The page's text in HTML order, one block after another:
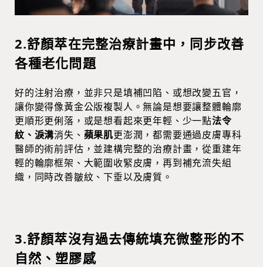
2.舒顏萃在完整治療計畫中，同步改善
各種老化問題
好的注射治療，並非只是填補凹陷、或想改變五官，
讓你變得像黃金公版複製人。無論是想要讓整體輪廓
更順形更俐落，或是想看起來更年輕、少一點法令
紋、淚溝消失、 蘋果肌更澎潤，都需要通過皮膚專科
醫師的術前評估，並建構完整的治療計畫，從重建年
輕的輪廓框架、大範圍收緊皮膚，再到補充流失組
織，同時改善皺紋、下垂以及膚質。
3.舒顏萃沒有過去傳統填充微整形的不
自然、塑膠感